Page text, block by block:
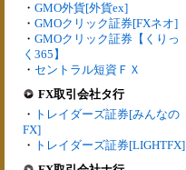
・ GMO外貨[外貨ex]
・ GMOクリック証券[FXネオ]
・ GMOクリック証券【くりっ
く365】
・ セントラル短資ＦＸ
FX取引会社タ行
・ トレイダーズ証券[みんなの
FX]
・ トレイダーズ証券[LIGHTFX]